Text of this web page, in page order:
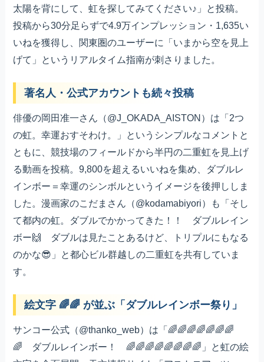
太陽を背にして、虹を探してみてください♪」と投稿。
投稿から30分足らずで4.9万インプレッション・1,635い
いねを獲得し、関東圏のユーザーに「いまから空を見上
げて」というリアルタイム指南が刺さりました。
著名人・公式アカウントも続々投稿
俳優の岡田准一さん（@J_OKADA_AISTON）は「2つ
の虹。幸運おすそわけ。」というシンプルなコメントと
ともに、競技場のフィールドから半円の二重虹を見上げ
る動画を投稿。9,800を超えるいいねを集め、ダブルレ
インボー＝幸運のシンボルというイメージを後押ししま
した。漫画家のこだまさん（@kodamabiyori）も「そし
て都内の虹。ダブルでかかってきた！！ ダブルレイン
ボー🙌 ダブルは見たことあるけど、トリプルにもなる
のかな😎」と都心ビル群越しの二重虹を共有していま
す。
絵文字 🌈🌈 が並ぶ「ダブルレインボー祭り」
サンコー公式（@thanko_web）は「🌈🌈🌈🌈🌈🌈🌈
🌈 ダブルレインボー！ 🌈🌈🌈🌈🌈🌈🌈🌈」と虹の絵